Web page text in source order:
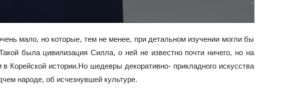
мало, но которые, тем не менее, при детальном изучении могли бы
была цивилизация Силла, о ней не известно почти ничего, но на
Корейской истории.Но шедевры декоративно- прикладного искусства
народе, об исчезнувшей культуре.